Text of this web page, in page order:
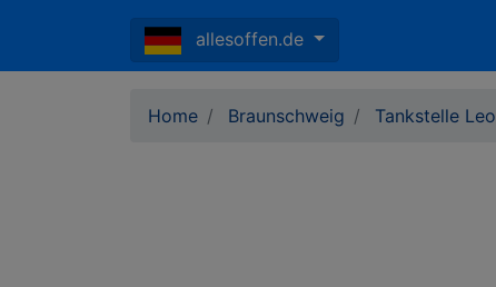
allesoffen.de
Home Braunschweig Tankstelle Leo